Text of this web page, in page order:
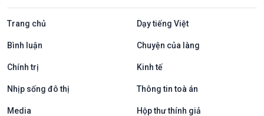
Trang chủ Dạy tiếng Việt
Bình luận Chuyện của làng
Chính trị Kinh tế
Nhịp sống đô thị Thông tin toà án
Media Hộp thư thính giả